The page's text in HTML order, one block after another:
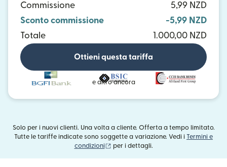
Commissione
5,99 NZD
Sconto commissione
-5,99 NZD
Totale
1.000,00 NZD
Ottieni questa tariffa
e altro ancora
Solo per i nuovi clienti. Una volta a cliente. Offerta a tempo limitato.
Tutte le tariffe indicate sono soggette a variazione. Vedi i Termini e
condizioni
(si apre in una nuova finestra)
per i dettagli.